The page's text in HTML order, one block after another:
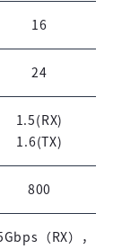
登录
证码
16
24
1.5(RX)
1.6(TX)
800
（RX），